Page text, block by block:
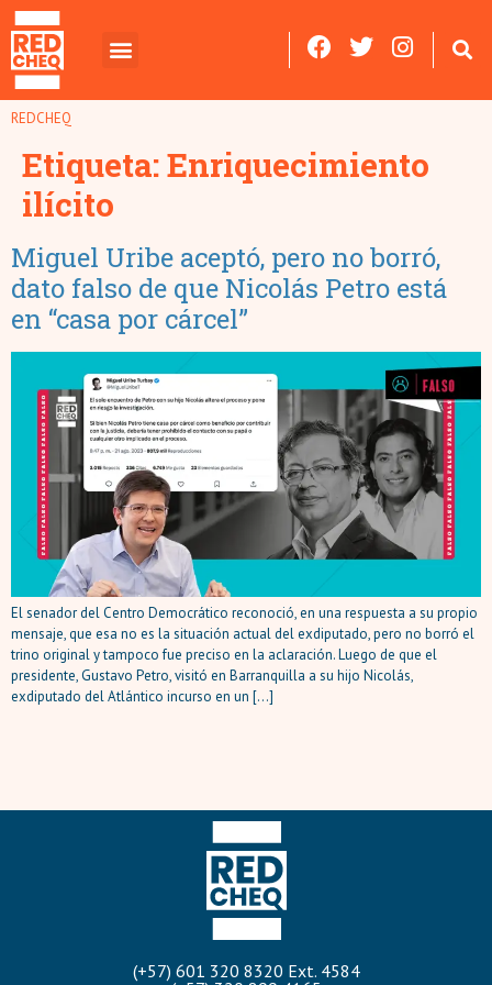
REDCHEQ
Etiqueta:Enriquecimiento
ilícito
Miguel Uribe aceptó, pero no borró,
dato falso de que Nicolás Petro está
en “casa por cárcel”
El senador del Centro Democrático reconoció, en una respuesta a su propio
mensaje, que esa no es la situación actual del exdiputado, pero no borró el
trino original y tampoco fue preciso en la aclaración. Luego de que el
presidente, Gustavo Petro, visitó en Barranquilla a su hijo Nicolás,
exdiputado del Atlántico incurso en un […]
(+57) 601 320 8320 Ext. 4584